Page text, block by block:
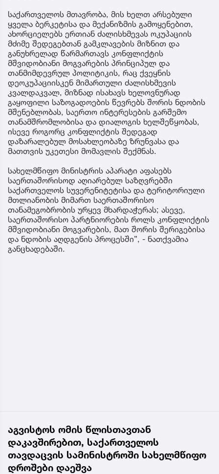
საქართველოს მთავრობა, მის ხელთ არსებული
ყველა ბერკეტისა და მექანიზმის გამოყენებით,
ახორციელებს ერთიან ძალისხმევას ოკუპაციის
მძიმე შედეგებთან გამკლავების მიზნით და
განუხრელად წარმართავს კონფლიქტის
მშვიდობიანი მოგვარების პრინციპულ და
თანმიმდევრულ პოლიტიკის, რაც ქვეყნის
დეოკუპაციისკენ მიმართული ძალისხმევის
კვალდაკვალ, მიზნად ისახავს ხელოვნურად
გაყოფილი საზოგადოების წევრებს შორის ნდობის
მშენებლობას, საერთო ინტერესების გარშემო
თანამშრომლობისა და დიალოგის ხელშეწყობას,
ისევე როგორც კონფლიქტის შედეგად
დაზარალებულ მოსახლეობაზე ზრუნვასა და
მათთვის უკეთესი მომავლის შექმნას.
სახელმწიფო მინისტრის აპარატი აფასებს
საერთაშორისოდ აღიარებულ საზღვრებში
საქართველოს სუვერენიტეტისა და ტერიტორიული
მთლიანობის მიმართ საერთაშორისო
თანამეგობრობის ურყევ მხარდაჭერას; ასევე,
საერთაშორისო პარტნიორების როლს კონფლიქტის
მშვიდობიანი მოგვარების, მათ შორის შერიგებისა
და ნდობის აღდგენის პროცესში”, - ნათქვამია
განცხადებაში.
აგვისტოს ომის წლისთავთან
დაკავშირებით, საქართველოს
თავდაცვის სამინისტროში სახელმწიფო
დროშები დაეშვა